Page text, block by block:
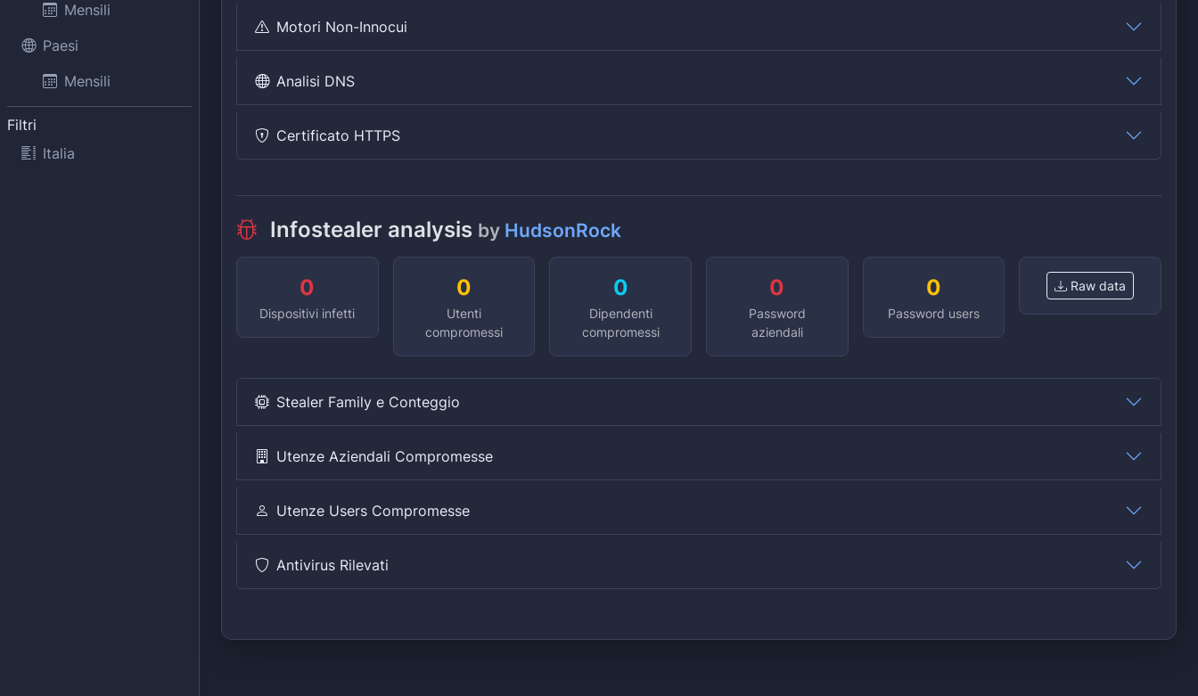
Mensili
Paesi
Mensili
Filtri
Italia
Motori Non-Innocui
Analisi DNS
Certificato HTTPS
Infostealer analysis by HudsonRock
0
Dispositivi infetti
0
Utenti
compromessi
0
Dipendenti
compromessi
0
Password
aziendali
0
Password users
Raw data
Stealer Family e Conteggio
Utenze Aziendali Compromesse
Utenze Users Compromesse
Antivirus Rilevati